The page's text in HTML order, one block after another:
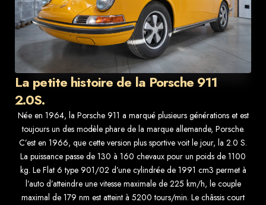
La petite histoire de la Porsche 911
2.0S.
Née en 1964, la Porsche 911 a marqué plusieurs générations et est
toujours un des modèle phare de la marque allemande, Porsche.
C’est en 1966, que cette version plus sportive voit le jour, la 2.0 S.
La puissance passe de 130 à 160 chevaux pour un poids de 1100
kg. Le Flat 6 type 901/02 d’une cylindrée de 1991 cm3 permet à
l’auto d’atteindre une vitesse maximale de 225 km/h, le couple
maximal de 179 nm est atteint à 5200 tours/min. Le châssis court